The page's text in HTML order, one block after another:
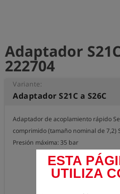
ESTA
UTILIZA
Adaptador
222704
Variante:
Adaptador S21C a S26C
Adaptador de acoplamiento rápido
comprimido (tamaño nominal de 7,2)
Presión máxima: 35 bar